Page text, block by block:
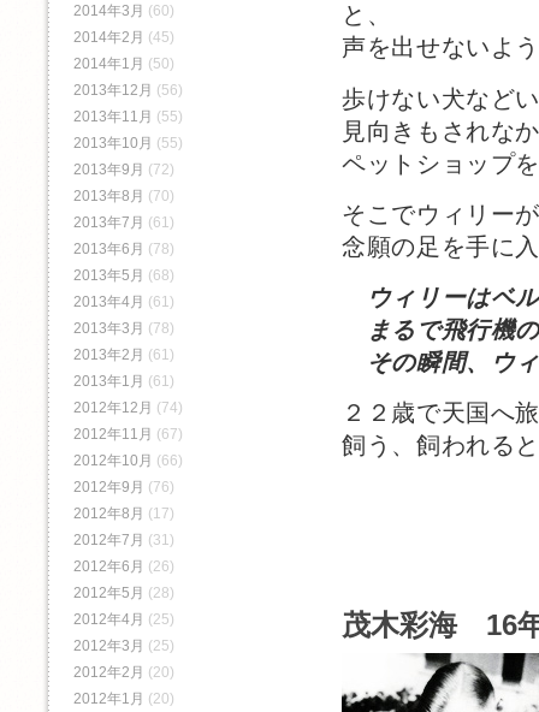
と、
声を出せないよ
歩けない犬など
見向きもされな
ペットショップ
そこでウィリー
念願の足を手に
ウィリーはベ
まるで飛行機
その瞬間、ウ
２２歳で天国へ
飼う、飼われる
茂木彩海 16
2014年3月 (60)
2014年2月 (45)
2014年1月 (50)
2013年12月 (56)
2013年11月 (55)
2013年10月 (55)
2013年9月 (72)
2013年8月 (70)
2013年7月 (61)
2013年6月 (78)
2013年5月 (68)
2013年4月 (61)
2013年3月 (78)
2013年2月 (61)
2013年1月 (61)
2012年12月 (74)
2012年11月 (67)
2012年10月 (66)
2012年9月 (76)
2012年8月 (17)
2012年7月 (31)
2012年6月 (26)
2012年5月 (28)
2012年4月 (25)
2012年3月 (25)
2012年2月 (20)
2012年1月 (20)